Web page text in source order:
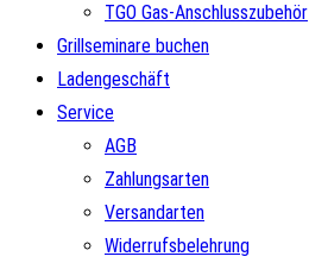
TGO Gas-Anschlusszubehör
Grillseminare buchen
Ladengeschäft
Service
AGB
Zahlungsarten
Versandarten
Widerrufsbelehrung